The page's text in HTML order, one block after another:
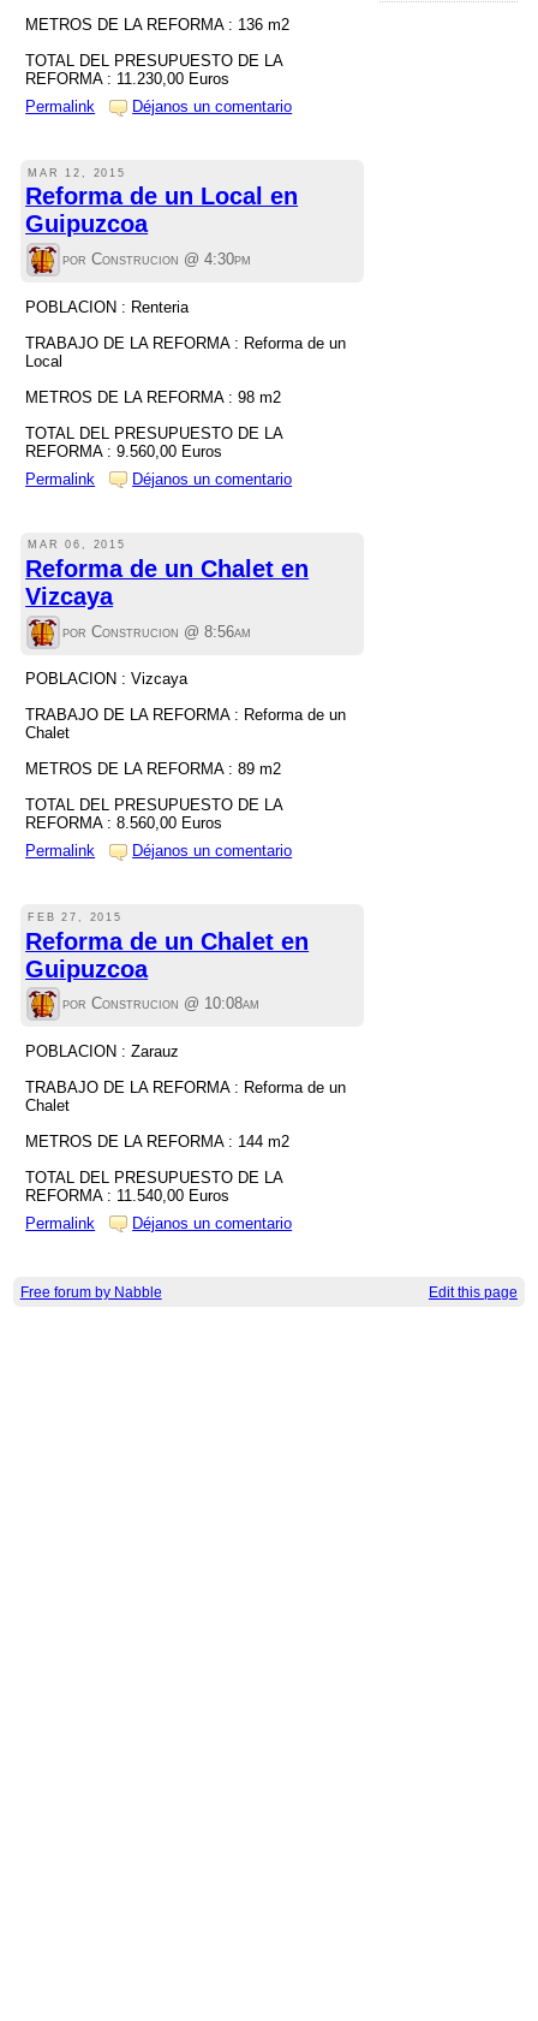
METROS DE LA REFORMA : 136 m2
TOTAL DEL PRESUPUESTO DE LA
REFORMA : 11.230,00 Euros
Permalink
Déjanos un comentario
MAR 12, 2015
Reforma de un Local en
Guipuzcoa
por Construcion @4:30pm
POBLACION : Renteria
TRABAJO DE LA REFORMA : Reforma de un
Local
METROS DE LA REFORMA : 98 m2
TOTAL DEL PRESUPUESTO DE LA
REFORMA : 9.560,00 Euros
Permalink
Déjanos un comentario
MAR 06, 2015
Reforma de un Chalet en
Vizcaya
por Construcion @8:56am
POBLACION : Vizcaya
TRABAJO DE LA REFORMA : Reforma de un
Chalet
METROS DE LA REFORMA : 89 m2
TOTAL DEL PRESUPUESTO DE LA
REFORMA : 8.560,00 Euros
Permalink
Déjanos un comentario
FEB 27, 2015
Reforma de un Chalet en
Guipuzcoa
por Construcion @ 10:08am
POBLACION : Zarauz
TRABAJO DE LA REFORMA : Reforma de un
Chalet
METROS DE LA REFORMA : 144 m2
TOTAL DEL PRESUPUESTO DE LA
REFORMA : 11.540,00 Euros
Permalink
Déjanos un comentario
Free forum by Nabble Edit this page